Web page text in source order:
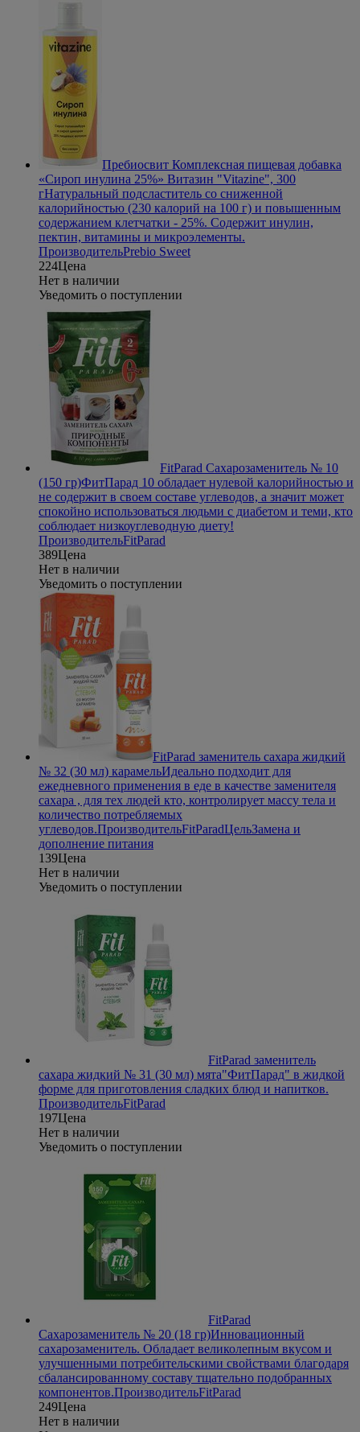
Пребиосвит Комплексная пищевая добавка
«Сироп инулина 25%» Витазин "Vitazine", 300
гНатуральный подсластитель со сниженной
калорийностью (230 калорий на 100 г) и повышенным
содержанием клетчатки - 25%. Содержит инулин,
пектин, витамины и микроэлементы.
ПроизводительPrebio Sweet
224Цена
Нет в наличии
Уведомить о поступлении
FitParad Сахарозаменитель № 10
(150 гр)ФитПарад 10 обладает нулевой калорийностью и
не содержит в своем составе углеводов, а значит может
спокойно использоваться людьми с диабетом и теми, кто
соблюдает низкоуглеводную диету!
ПроизводительFitParad
389Цена
Нет в наличии
Уведомить о поступлении
FitParad заменитель сахара жидкий
№ 32 (30 мл) карамельИдеально подходит для
ежедневного применения в еде в качестве заменителя
сахара , для тех людей кто, контролирует массу тела и
количество потребляемых
углеводов.ПроизводительFitParadЦельЗамена и
дополнение питания
139Цена
Нет в наличии
Уведомить о поступлении
FitParad заменитель
сахара жидкий № 31 (30 мл) мята"ФитПарад" в жидкой
форме для приготовления сладких блюд и напитков.
ПроизводительFitParad
197Цена
Нет в наличии
Уведомить о поступлении
FitParad
Сахарозаменитель № 20 (18 гр)Инновационный
сахарозаменитель. Обладает великолепным вкусом и
улучшенными потребительскими свойствами благодаря
сбалансированному составу тщательно подобранных
компонентов.ПроизводительFitParad
249Цена
Нет в наличии